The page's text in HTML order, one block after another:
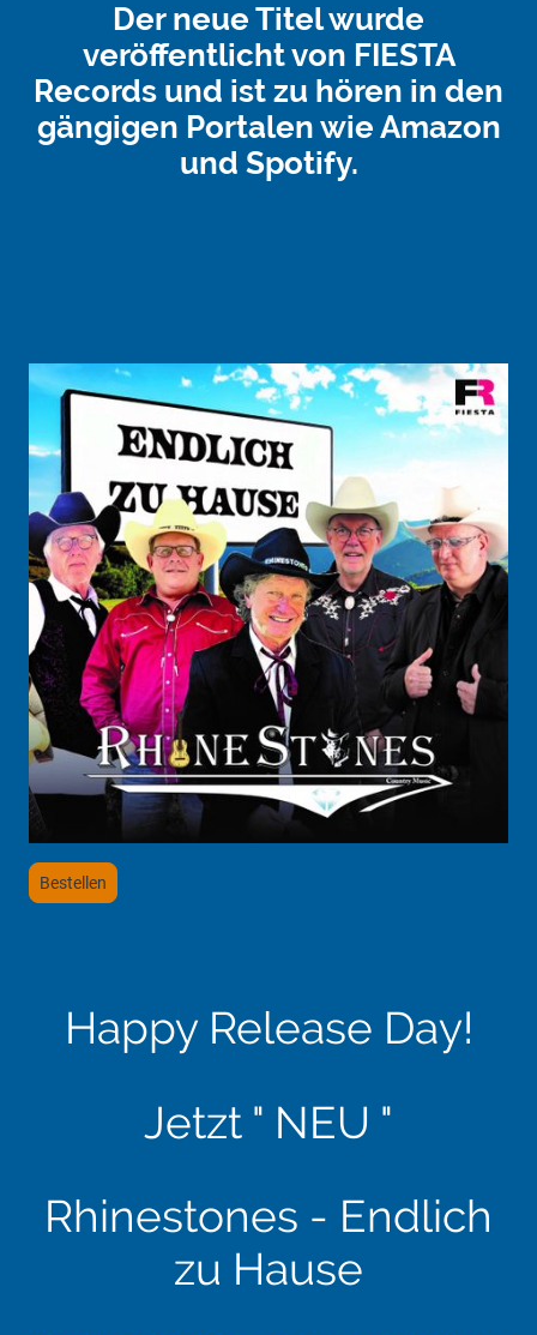
Der neue Titel wurde
veröffentlicht von FIESTA
Records und ist zu hören in den
gängigen Portalen wie Amazon
und Spotify.
Bestellen
Happy Release Day!
Jetzt " NEU "
Rhinestones - Endlich
zu Hause